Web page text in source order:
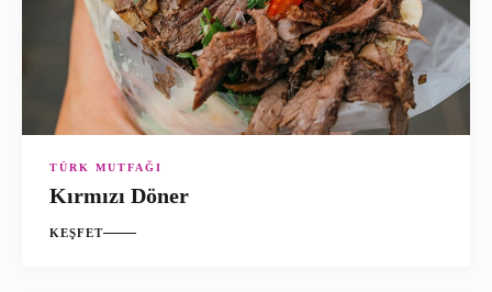
TÜRK MUTFAĞI
Kırmızı Döner
KEŞFET